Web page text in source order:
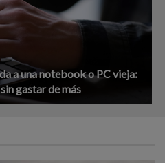
a una notebook o PC vieja:
gastar de más